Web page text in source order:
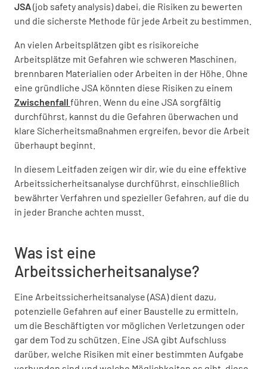
JSA(job safety analysis) dabei, die Risiken zu bewerten
und die sicherste Methode für jede Arbeit zu bestimmen.
An vielen Arbeitsplätzen gibt es risikoreiche
Arbeitsplätze mit Gefahren wie schweren Maschinen,
brennbaren Materialien oder Arbeiten in der Höhe. Ohne
eine gründliche JSA könnten diese Risiken zu einem
Zwischenfall führen. Wenn du eine JSA sorgfältig
durchführst, kannst du die Gefahren überwachen und
klare Sicherheitsmaßnahmen ergreifen, bevor die Arbeit
überhaupt beginnt.
In diesem Leitfaden zeigen wir dir, wie du eine effektive
Arbeitssicherheitsanalyse durchführst, einschließlich
bewährter Verfahren und spezieller Gefahren, auf die du
in jeder Branche achten musst.
Was ist eine
Arbeitssicherheitsanalyse?
Eine Arbeitssicherheitsanalyse (ASA) dient dazu,
potenzielle Gefahren auf einer Baustelle zu ermitteln,
um die Beschäftigten vor möglichen Verletzungen oder
gar dem Tod zu schützen. Eine JSA gibt Aufschluss
darüber, welche Risiken mit einer bestimmten Aufgabe